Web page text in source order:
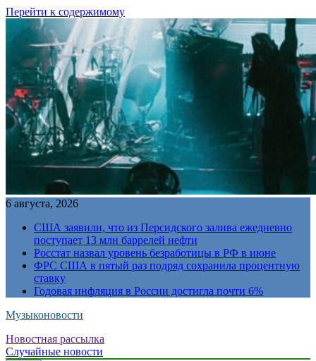
Перейти к содержимому
6 августа, 2026
США заявили, что из Персидского залива ежедневно
поступает 13 млн баррелей нефти
Росстат назвал уровень безработицы в РФ в июне
ФРС США в пятый раз подряд сохранила процентную
ставку
Годовая инфляция в России достигла почти 6%
Музыконовости
Новостная рассылка
Случайные новости